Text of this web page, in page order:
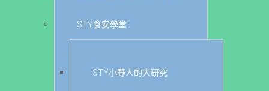
STY食安學堂
STY小野人的大研究